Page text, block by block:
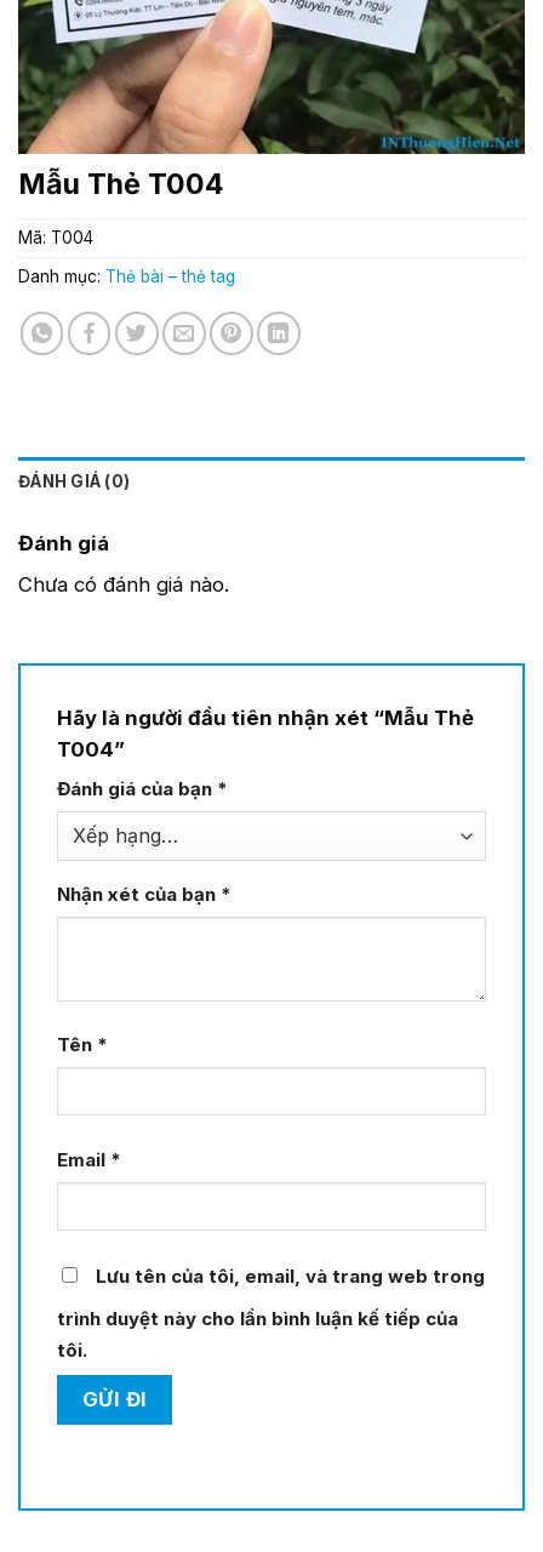
Mẫu Thẻ T004
Mã: T004
Danh mục: Thẻ bài – thẻ tag
ĐÁNH GIÁ (0)
Đánh giá
Chưa có đánh giá nào.
Hãy là người đầu tiên nhận xét “Mẫu Thẻ
T004”
Đánh giá của bạn *
Nhận xét của bạn *
Tên *
Email *
Lưu tên của tôi, email, và trang web trong
trình duyệt này cho lần bình luận kế tiếp của
tôi.